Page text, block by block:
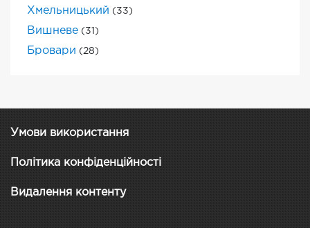
Хмельницький (33)
Вишневе (31)
Бровари (28)
Умови використання
Політика конфіденційності
Видалення контенту